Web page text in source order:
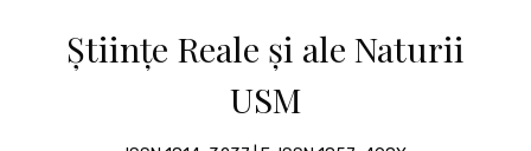
Științe Reale și ale Naturii
USM